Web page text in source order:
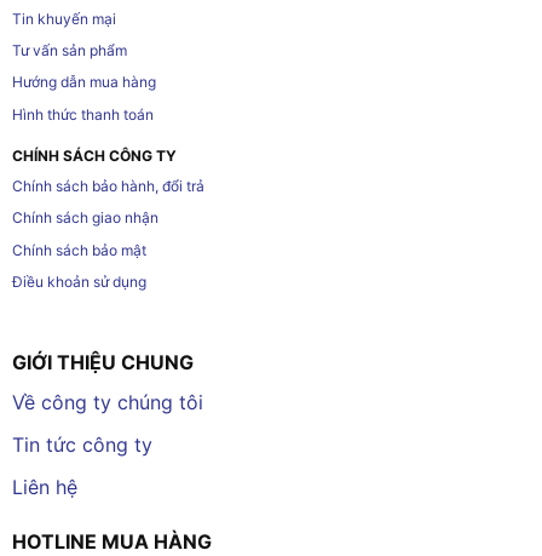
Tin khuyến mại
Tư vấn sản phẩm
Hướng dẫn mua hàng
Hình thức thanh toán
CHÍNH SÁCH CÔNG TY
Chính sách bảo hành, đổi trả
Chính sách giao nhận
Chính sách bảo mật
Điều khoản sử dụng
GIỚI THIỆU CHUNG
Về công ty chúng tôi
Tin tức công ty
Liên hệ
HOTLINE MUA HÀNG